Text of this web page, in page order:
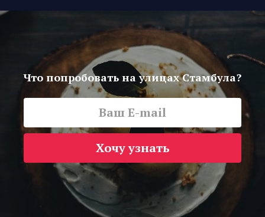
Что попробовать на улицах Стамбула?
Хочу узнать